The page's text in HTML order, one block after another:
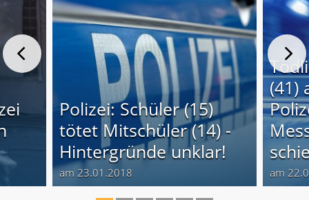
Polizei: Schüler (15)
tötet Mitschüler (14) -
Hintergründe unklar!
am 23.01.2018
(41)
am